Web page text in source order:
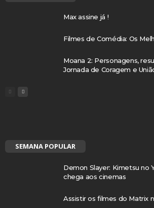
Max assine já !
Filmes de Comédia: Os
Moana 2: Personagens,
Jornada de Coragem e
SEMANA POPULAR
Demon Slayer: Kimetsu no
chega aos cinemas
Assistir os filmes do Matrix